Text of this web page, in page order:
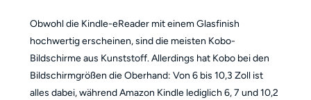
Obwohl die Kindle-eReader mit einem Glasfinish
hochwertig erscheinen, sind die meisten Kobo-
Bildschirme aus Kunststoff. Allerdings hat Kobo bei den
Bildschirmgrößen die Oberhand: Von 6 bis 10,3 Zoll ist
alles dabei, während Amazon Kindle lediglich 6, 7 und 10,2